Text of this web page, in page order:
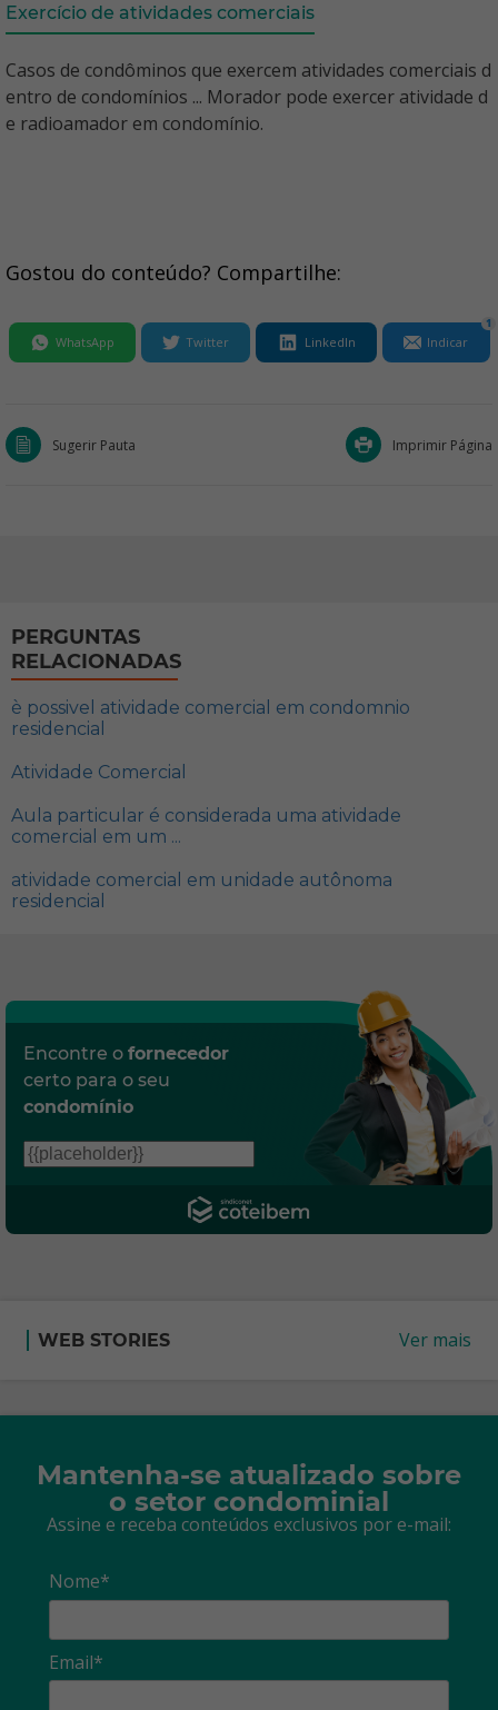
Exercício de atividades comerciais
Casos de condôminos que exercem atividades comerciais d
entro de condomínios ... Morador pode exercer atividade d
e radioamador em condomínio.
Gostou do conteúdo? Compartilhe:
WhatsApp Twitter LinkedIn Indicar
1
Sugerir Pauta Imprimir Página
PERGUNTAS
RELACIONADAS
è possivel atividade comercial em condomnio
residencial
Atividade Comercial
Aula particular é considerada uma atividade
comercial em um ...
atividade comercial em unidade autônoma
residencial
Encontre o fornecedor
certo para o seu
condomínio
WEB STORIES Ver mais
Mantenha-se atualizado sobre
o setor condominial
Assine e receba conteúdos exclusivos por e-mail:
Nome*
Email*